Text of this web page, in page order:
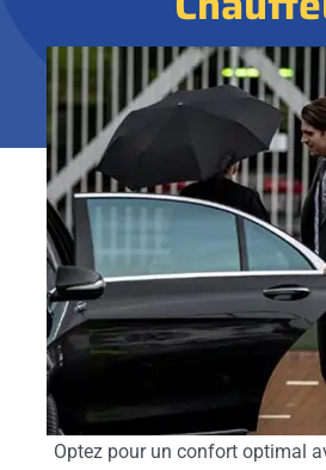
Optez pour un confort optimal